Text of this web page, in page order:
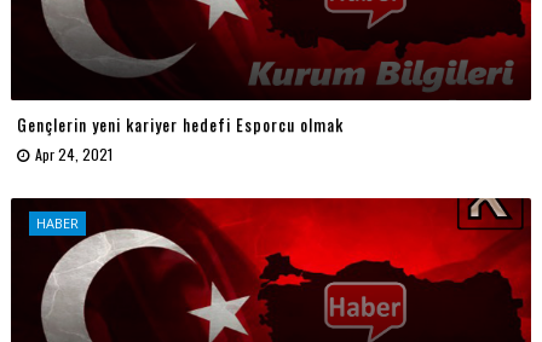
Gençlerin yeni kariyer hedefi Esporcu olmak
Apr 24, 2021
HABER